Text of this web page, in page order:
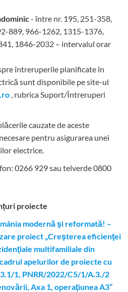
- între nr. 195, 251-358,
889, 966-1262, 1315-1376,
1846-2032 – intervalul orar
întreruperile planificate în
sunt disponibile pe site-ul
, rubrica Suport/Întreruperi
cauzate de aceste
pentru asigurarea unei
electrice.
0266 929 sau telverde 0800
proiecte
modernă şi reformată! –
proiect „Creşterea eficienţei
multifamiliale din
apelurilor de proiecte cu
1, PNRR/2022/C5/1/A.3./2
Axa 1, operaţiunea A3”